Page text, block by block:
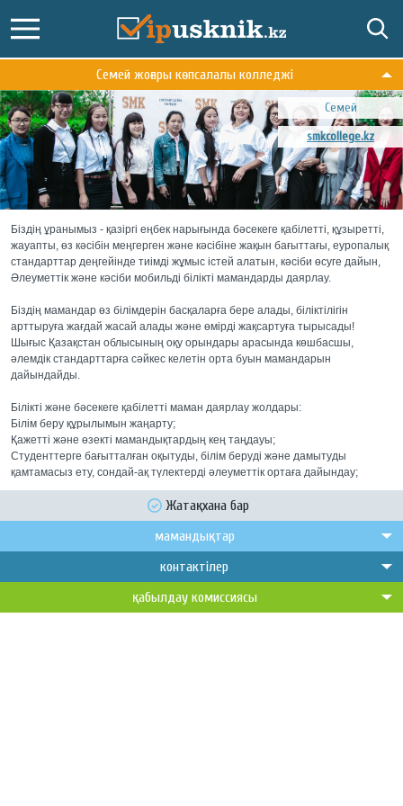
Семей жоғары көпсалалы колледжі
Семей
smkcollege.kz
Біздің ұранымыз - қазіргі еңбек нарығында бәсекеге қабілетті, құзыретті,
жауапты, өз кәсібін меңгерген және кәсібіне жақын бағыттағы, еуропалық
стандарттар деңгейінде тиімді жұмыс істей алатын, кәсіби өсуге дайын,
Әлеуметтік және кәсіби мобильді білікті мамандарды даярлау.
Біздің мамандар өз білімдерін басқаларға бере алады, біліктілігін
арттыруға жағдай жасай алады және өмірді жақсартуға тырысады!
Шығыс Қазақстан облысының оқу орындары арасында көшбасшы,
әлемдік стандарттарға сәйкес келетін орта буын мамандарын
дайындайды.
Білікті және бәсекеге қабілетті маман даярлау жолдары:
Білім беру құрылымын жаңарту;
Қажетті және өзекті мамандықтардың кең таңдауы;
Студенттерге бағытталған оқытуды, білім беруді және дамытуды
қамтамасыз ету, сондай-ақ түлектерді әлеуметтік ортаға дайындау;
Жатақхана бар
мамандықтар
контактілер
қабылдау комиссиясы